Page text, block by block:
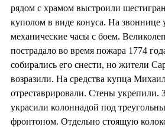
рядом с храмом выстроили
куполом в виде конуса. На звоннице
механические часы с боем.
пострадало во время пожара 1774
собирались его снести, но жители
возразили. На средства купца
отреставрировали. Стены укрепили.
украсили колоннадой под
фронтоном. Отдельно стоящую